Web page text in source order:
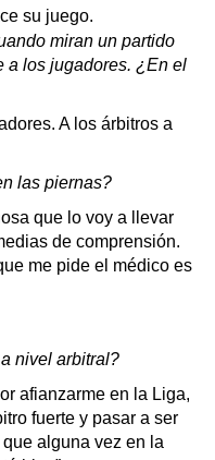
su juego.
miran un partido
a los jugadores. ¿En el
A los árbitros a
las piernas?
que lo voy a llevar
de comprensión.
me pide el médico es
nivel arbitral?
afianzarme en la Liga,
fuerte y pasar a ser
alguna vez en la